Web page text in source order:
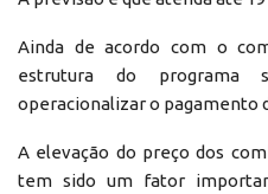
Ainda de acordo com o
estrutura do programa
operacionalizar o pagamento
A elevação do preço dos
tem sido um fator